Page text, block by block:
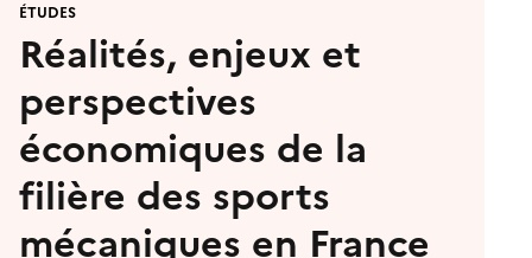
ÉTUDES
Réalités, enjeux et
perspectives
économiques de la
filière des sports
mécaniques en France